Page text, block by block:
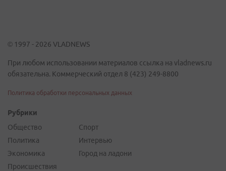
© 1997 - 2026 VLADNEWS
При любом использовании материалов ссылка на vladnews.ru
обязательна. Коммерческий отдел 8 (423) 249-8800
Политика обработки персональных данных
Рубрики
Общество
Политика
Экономика
Происшествия
Спорт
Интервью
Город на ладони